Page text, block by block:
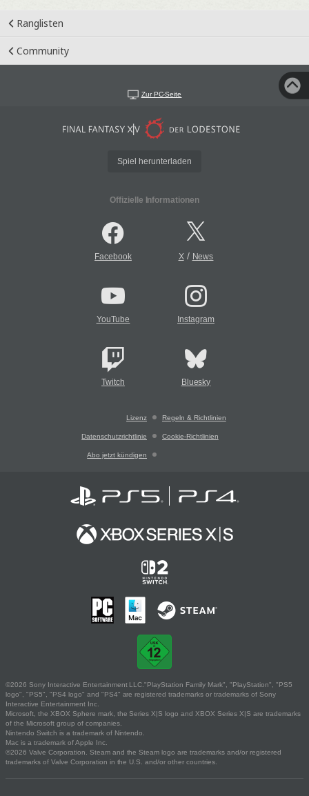
Ranglisten
Community
Zur PC-Seite
Spiel herunterladen
Offizielle Informationen
Facebook X/ News
YouTube Instagram
Twitch Bluesky
Lizenz Regeln & Richtlinien
Datenschutzrichtlinie Cookie-Richtlinien
Abo jetzt kündigen
©2026 Sony Interactive Entertainment LLC."PlayStation Family Mark", "PlayStation", "PS5
logo", "PS5", "PS4 logo" and "PS4" are registered trademarks or trademarks of Sony
Interactive Entertainment Inc.
Microsoft, the XBOX Sphere mark, the Series X|S logo and XBOX Series X|S are trademarks
of the Microsoft group of companies.
Nintendo Switch is a trademark of Nintendo.
Mac is a trademark of Apple Inc.
©2026 Valve Corporation. Steam and the Steam logo are trademarks and/or registered
trademarks of Valve Corporation in the U.S. and/or other countries.